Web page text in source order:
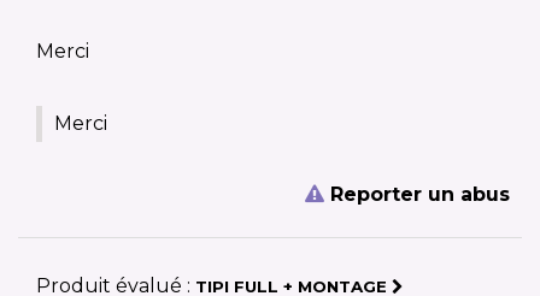
Merci
Merci
Reporter un abus
Produit évalué : TIPI FULL + MONTAGE